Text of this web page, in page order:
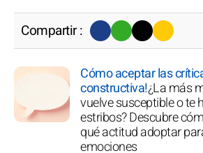
Compartir :
Cómo aceptar las
constructiva!¿La más
vuelve susceptible o te
estribos? Descubre
qué actitud adoptar
emociones